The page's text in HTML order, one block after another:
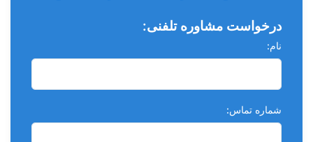
درخواست مشاوره تلفنی:
نام:
شماره تماس: